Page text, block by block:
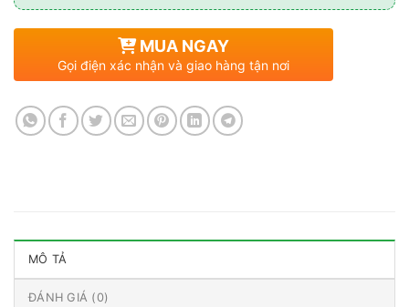
MUA NGAY
Gọi điện xác nhận và giao hàng tận nơi
MÔ TẢ
ĐÁNH GIÁ (0)